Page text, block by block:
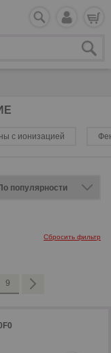
с ионизацией
Сбросить фильтр
9